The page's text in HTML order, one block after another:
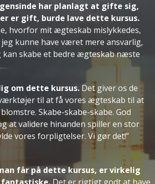
har planlagt at gifte sig,
er gift, burde lave dette kursus.
hvorfor mit ægteskab mislykkedes,
kunne have været mere ansvarlig,
kan skabe et bedre ægteskab næste
om dette kursus. Det giver os de
til at få vores ægteskab til at
Skabe-skabe-skabe. God
at validere hinanden spiller en stor
vores forpligtelser. Vi gør det!”
får på dette kursus, er virkelig